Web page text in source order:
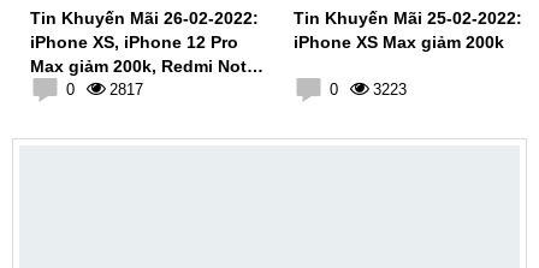
Tin Khuyến Mãi 26-02-2022:
iPhone XS, iPhone 12 Pro
Max giảm 200k, Redmi Note
11S giảm 100k
0 2817
Tin Khuyến Mãi 25-02-2022:
iPhone XS Max giảm 200k
0 3223